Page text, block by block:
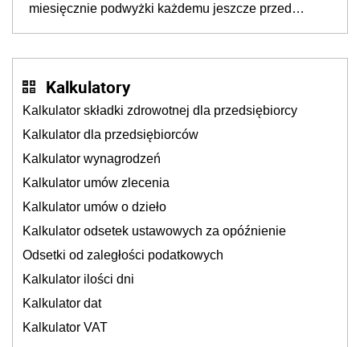
miesięcznie podwyżki każdemu jeszcze przed
Kalkulatory
Kalkulator składki zdrowotnej dla przedsiębiorcy
Kalkulator dla przedsiębiorców
Kalkulator wynagrodzeń
Kalkulator umów zlecenia
Kalkulator umów o dzieło
Kalkulator odsetek ustawowych za opóźnienie
Odsetki od zaległości podatkowych
Kalkulator ilości dni
Kalkulator dat
Kalkulator VAT